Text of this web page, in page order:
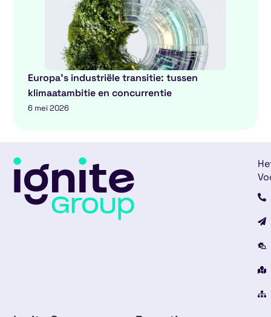
Europa’s industriële transitie: tussen
klimaatambitie en concurrentie
6 mei 2026